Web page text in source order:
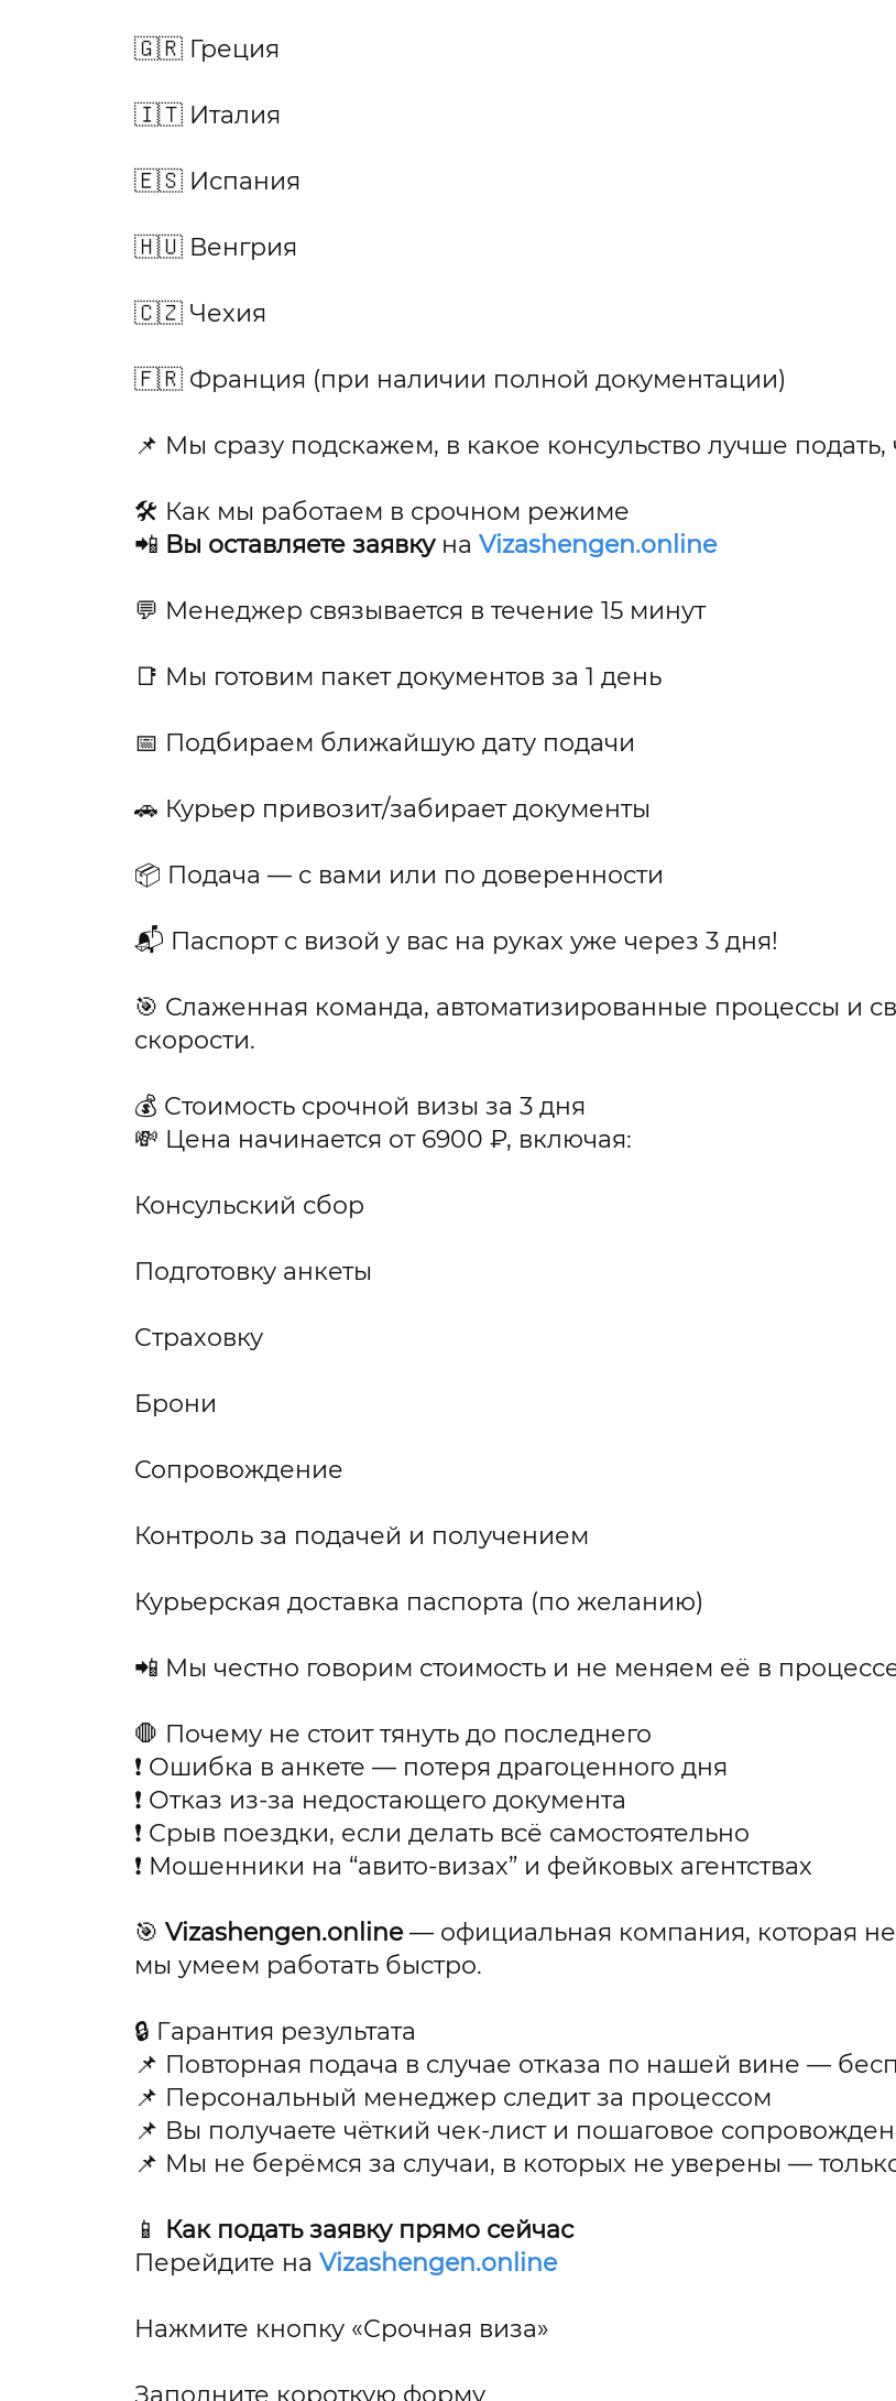
🇬🇷 Греция
🇮🇹 Италия
🇪🇸 Испания
🇭🇺 Венгрия
🇨🇿 Чехия
🇫🇷 Франция (при наличии полной документации)
📌 Мы сразу подскажем, в какое консульство лучше подать,
🛠️ Как мы работаем в срочном режиме
📲 Вы оставляете заявкунаVizashengen.online
💬 Менеджер связывается в течение 15 минут
📑 Мы готовим пакет документов за 1 день
📅 Подбираем ближайшую дату подачи
🚗 Курьер привозит/забирает документы
📦 Подача — с вами или по доверенности
📬 Паспорт с визой у вас на руках уже через 3 дня!
🎯 Слаженная команда, автоматизированные процессы и
скорости.
💰 Стоимость срочной визы за 3 дня
💸 Цена начинается от 6900 ₽, включая:
Консульский сбор
Подготовку анкеты
Страховку
Брони
Сопровождение
Контроль за подачей и получением
Курьерская доставка паспорта (по желанию)
📲 Мы честно говорим стоимость и не меняем её в
🛑 Почему не стоит тянуть до последнего
❗ Ошибка в анкете — потеря драгоценного дня
❗ Отказ из-за недостающего документа
❗ Срыв поездки, если делать всё самостоятельно
❗ Мошенники на “авито-визах” и фейковых агентствах
🎯Vizashengen.online— официальная компания, которая
мы умеем работать быстро.
🔒 Гарантия результата
📌 Повторная подача в случае отказа по нашей вине —
📌 Персональный менеджер следит за процессом
📌 Вы получаете чёткий чек-лист и пошаговое
📌 Мы не берёмся за случаи, в которых не уверены —
📱
Как подать заявку прямо сейчас
Перейдите наVizashengen.online
Нажмите кнопку «Срочная виза»